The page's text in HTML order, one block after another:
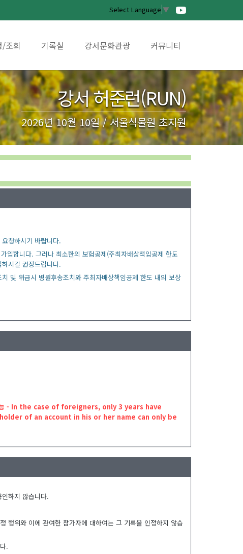
Select Language ▼
/조회 기록실 강서문화관광 커뮤니티
강서 허준런(RUN)
2026년 10월 10일 / 서울식물원 초지원
청하시기 바랍니다.
입합니다. 그러나 최소한의 보험공제(주최자배상책임공제 한도
시길 권장드립니다.
및 위급시 병원후송조치와 주최자배상책임공제 한도 내의 보상
가능 - In the case of foreigners, only 3 years have
of an account in his or her name can only be
하지 않습니다.
행위와 이에 관여한 참가자에 대하여는 그 기록을 인정하지 않습
.